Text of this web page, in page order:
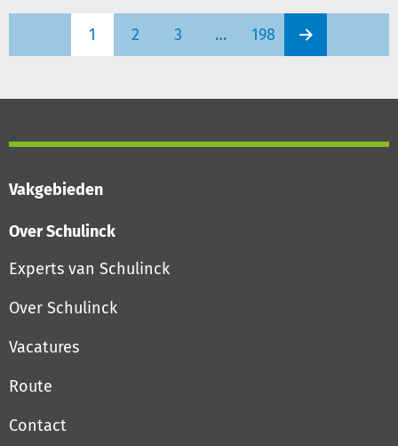
1 2 3 … 198
Vakgebieden
Over Schulinck
Experts van Schulinck
Over Schulinck
Vacatures
Route
Contact